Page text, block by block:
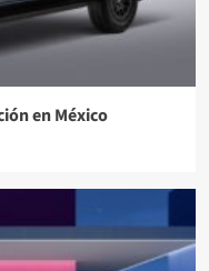
en México